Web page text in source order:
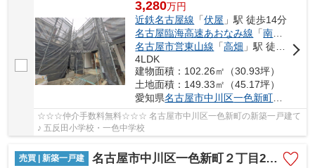
3,280万円
近鉄名古屋線 「伏屋 」駅 徒歩14分
名古屋臨海高速あおなみ線 「南荒子
名古屋市営東山線 「高畑 」駅 徒歩42分
4LDK
建物面積：102.26㎡（30.93坪）
土地面積：149.33㎡（45.17坪）
愛知県名古屋市中川区一色新町
☆☆☆仲介手数料無料☆☆☆ 名古屋市中川区一色新町の新築一戸建て
♪ 五反田小学校・一色中学校
売買 | 新築一戸建 名古屋市中川区一色新町２丁目205【仲介手数料無料】新築一戸建て 3号棟